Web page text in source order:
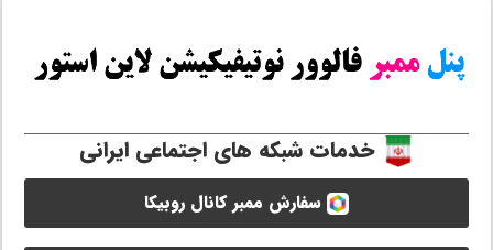
خدمات شبکه های اجتماعی ایرانی
سفارش ممبر کانال روبیکا